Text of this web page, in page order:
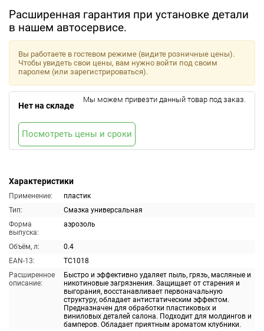
Расширенная гарантия при установке детали
в нашем автосервисе.
Характеристики
Применение:
пластик
Тип:
Смазка универсальная
Форма
выпуска:
аэрозоль
Объём, л:
0.4
EAN-13:
TC1018
Расширенное
описание:
Быстро и эффективно удаляет пыль, грязь, масляные и
никотиновые загрязнения. Защищает от старения и
выгорания, восстанавливает первоначальную
структуру, обладает антистатическим эффектом.
Предназначен для обработки пластиковых и
виниловых деталей салона. Подходит для молдингов и
бамперов. Обладает приятным ароматом клубники.
Вы работаете в гостевом режиме (видите розничные цены).
Чтобы увидеть свои цены, вам нужно войти под своим
паролем (или зарегистрироваться).
Нет на складе
Мы можем привезти данный товар под заказ.
Посмотреть цены и сроки